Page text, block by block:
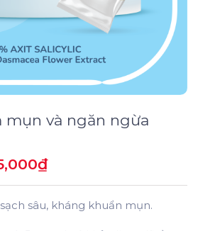
mụn và ngăn ngừa
₫
sâu, kháng khuẩn mụn.